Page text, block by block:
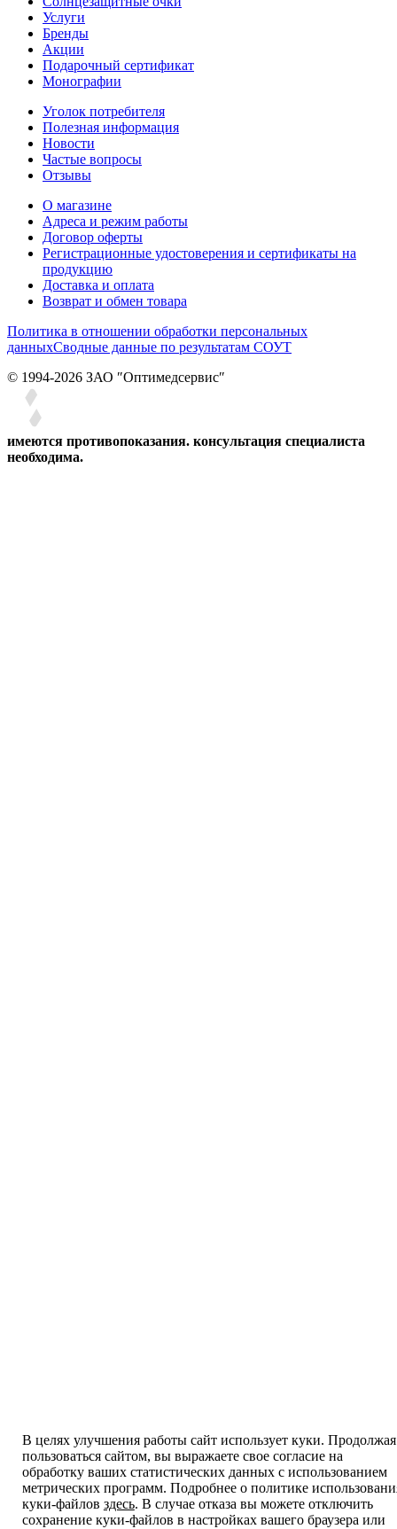
Услуги
Бренды
Акции
Подарочный сертификат
Монографии
Уголок потребителя
Полезная информация
Новости
Частые вопросы
Отзывы
О магазине
Адреса и режим работы
Договор оферты
Регистрационные удостоверения и сертификаты на
продукцию
Доставка и оплата
Возврат и обмен товара
Политика в отношении обработки персональных
данныхСводные данные по результатам СОУТ
© 1994-2026 ЗАО ″Оптимедсервис″
имеются противопоказания. консультация специалиста
необходима.
В целях улучшения работы сайт использует куки. Продолжая
пользоваться сайтом, вы выражаете свое согласие на
обработку ваших статистических данных с использованием
метрических программ. Подробнее о политике
куки-файлов здесь. В случае отказа вы можете отключить
сохранение куки-файлов в настройках вашего браузера или